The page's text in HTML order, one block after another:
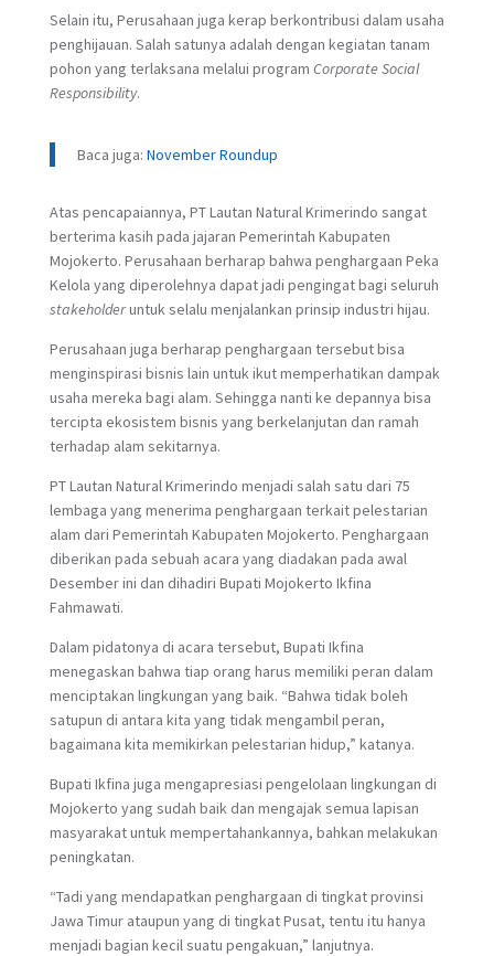
Selain itu, Perusahaan juga kerap berkontribusi dalam usaha
penghijauan. Salah satunya adalah dengan kegiatan tanam
pohon yang terlaksana melalui program Corporate Social
Responsibility.
Baca juga: November Roundup
Atas pencapaiannya, PT Lautan Natural Krimerindo sangat
berterima kasih pada jajaran Pemerintah Kabupaten
Mojokerto. Perusahaan berharap bahwa penghargaan Peka
Kelola yang diperolehnya dapat jadi pengingat bagi seluruh
stakeholderuntuk selalu menjalankan prinsip industri hijau.
Perusahaan juga berharap penghargaan tersebut bisa
menginspirasi bisnis lain untuk ikut memperhatikan dampak
usaha mereka bagi alam. Sehingga nanti ke depannya bisa
tercipta ekosistem bisnis yang berkelanjutan dan ramah
terhadap alam sekitarnya.
PT Lautan Natural Krimerindo menjadi salah satu dari 75
lembaga yang menerima penghargaan terkait pelestarian
alam dari Pemerintah Kabupaten Mojokerto. Penghargaan
diberikan pada sebuah acara yang diadakan pada awal
Desember ini dan dihadiri Bupati Mojokerto Ikfina
Fahmawati.
Dalam pidatonya di acara tersebut, Bupati Ikfina
menegaskan bahwa tiap orang harus memiliki peran dalam
menciptakan lingkungan yang baik. “Bahwa tidak boleh
satupun di antara kita yang tidak mengambil peran,
bagaimana kita memikirkan pelestarian hidup,” katanya.
Bupati Ikfina juga mengapresiasi pengelolaan lingkungan di
Mojokerto yang sudah baik dan mengajak semua lapisan
masyarakat untuk mempertahankannya, bahkan melakukan
peningkatan.
“Tadi yang mendapatkan penghargaan di tingkat provinsi
Jawa Timur ataupun yang di tingkat Pusat, tentu itu hanya
menjadi bagian kecil suatu pengakuan,” lanjutnya.